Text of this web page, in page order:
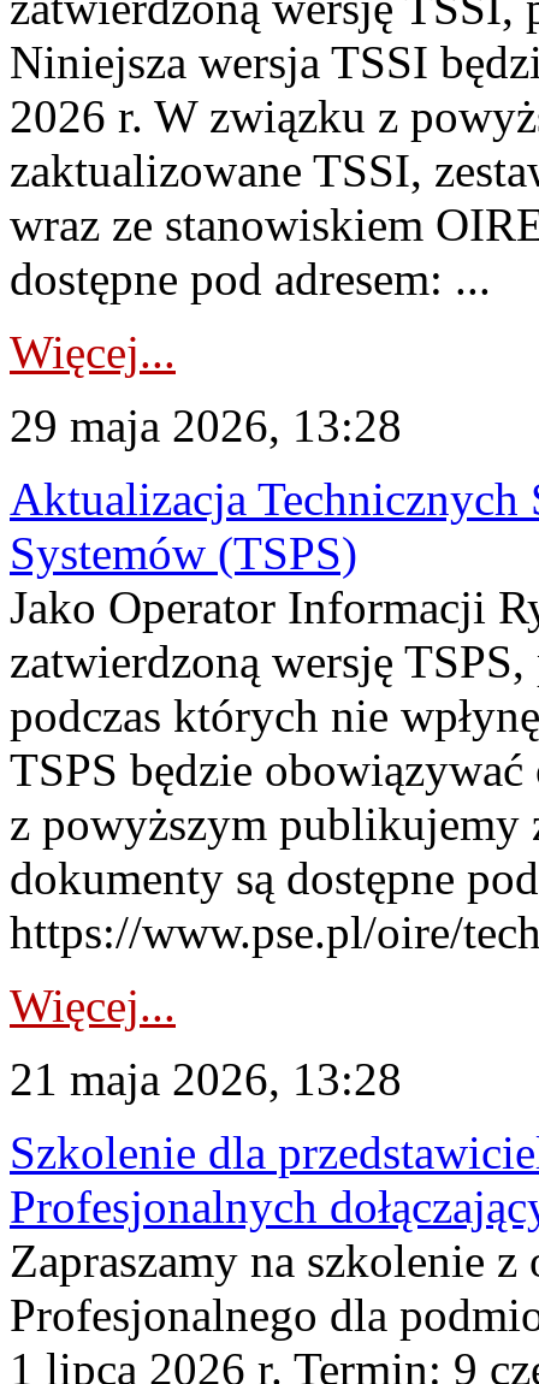
Niniejsza wersja TSSI
2026 r. W związku z
zaktualizowane TSSI,
wraz ze stanowiskiem
dostępne pod adresem: ...
Więcej...
29 maja 2026, 13:28
Aktualizacja Technicznych
Systemów (TSPS)
Jako Operator Informacji
zatwierdzoną wersję
podczas których nie
TSPS będzie
z powyższym publikujemy
dokumenty są dostępne
https://www.pse.pl/oire/
Więcej...
21 maja 2026, 13:28
Szkolenie dla
Profesjonalnych
Zapraszamy na szkolenie
Profesjonalnego dla
1 lipca 2026 r. Termin: 9